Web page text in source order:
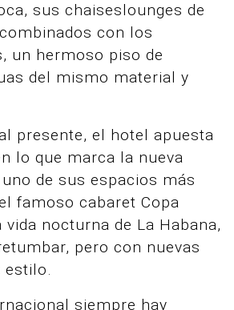
sus chaiseslounges de
con los
un hermoso piso de
del mismo material y
presente, el hotel apuesta
lo que marca la nueva
de sus espacios más
famoso cabaret Copa
nocturna de La Habana,
pero con nuevas
estilo.
siempre hay